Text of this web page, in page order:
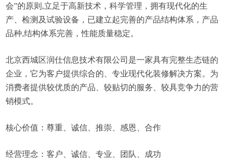
会”的原则,立足于高新技术，科学管理，拥有现代化的生
产、检测及试验设备，已建立起完善的产品结构体系，产品
品种,结构体系完善，性能质量稳定。
北京西城区润仕信息技术有限公司是一家具有完整生态链的
企业，它为客户提供综合的、专业现代化装修解决方案。为
消费者提供较优质的产品、较贴切的服务、较具竞争力的营
销模式。
核心价值：尊重、诚信、推崇、感恩、合作
经营理念：客户、诚信、专业、团队、成功